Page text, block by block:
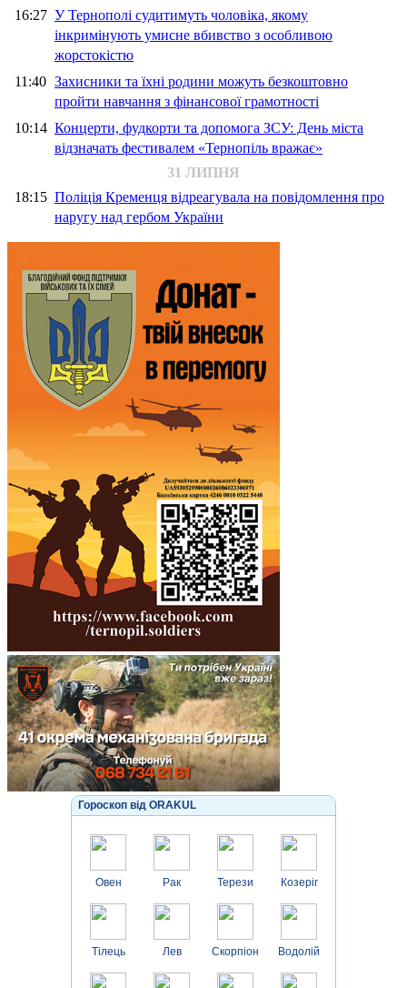
16:27 У Тернополі судитимуть чоловіка, якому
інкримінують умисне вбивство з особливою
жорстокістю
11:40 Захисники та їхні родини можуть безкоштовно
пройти навчання з фінансової грамотності
10:14 Концерти, фудкорти та допомога ЗСУ: День міста
відзначать фестивалем «Тернопіль вражає»
31 ЛИПНЯ
18:15 Поліція Кременця відреагувала на повідомлення про
наругу над гербом України
Гороскоп від ORAKUL
Овен
Тілець
Рак
Лев
Терези
Скорпіон
Козеріг
Водолій